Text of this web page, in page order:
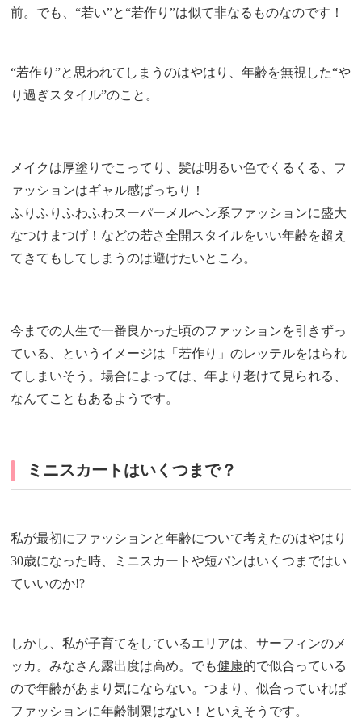
前。でも、“若い”と“若作り”は似て非なるものなのです！
“若作り”と思われてしまうのはやはり、年齢を無視した“や
り過ぎスタイル”のこと。
メイクは厚塗りでこってり、髪は明るい色でくるくる、フ
ァッションはギャル感ばっちり！
ふりふりふわふわスーパーメルヘン系ファッションに盛大
なつけまつげ！などの若さ全開スタイルをいい年齢を超え
てきてもしてしまうのは避けたいところ。
今までの人生で一番良かった頃のファッションを引きずっ
ている、というイメージは「若作り」のレッテルをはられ
てしまいそう。場合によっては、年より老けて見られる、
なんてこともあるようです。
ミニスカートはいくつまで？
私が最初にファッションと年齢について考えたのはやはり
30歳になった時、ミニスカートや短パンはいくつまではい
ていいのか!?
しかし、私が子育て をしているエリアは、サーフィンのメ
ッカ。みなさん露出度は高め。でも健康的で似合っている
ので年齢があまり気にならない。つまり、似合っていれば
ファッションに年齢制限はない！といえそうです。